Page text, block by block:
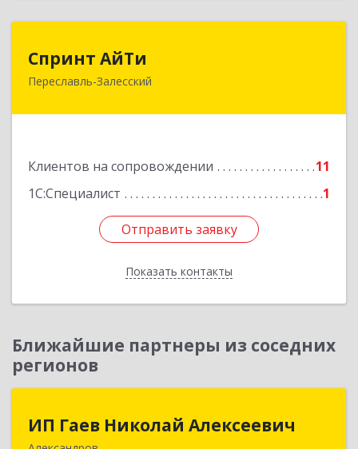
Спринт АйТи
Переславль-Залесский
Клиентов на сопровождении
11
1С:Специалист
1
Отправить заявку
Показать контакты
152025, Ярославская обл, Переславль-
Отправить заявку
Назад
Ближайшие партнеры из соседних
регионов
ИП Гаев Николай Алексеевич
ИП Гаев Николай Алексеевич